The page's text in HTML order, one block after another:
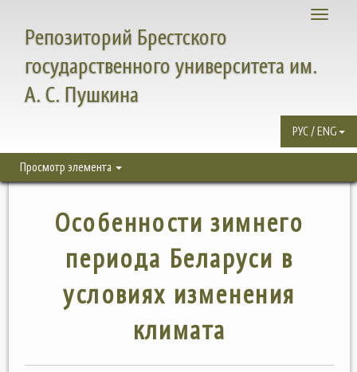
Toggle
Репозиторий Брестского
государственного университета им.
А. С. Пушкина
РУС / ENG
Просмотр элемента
Особенности зимнего
периода Беларуси в
условиях изменения
климата